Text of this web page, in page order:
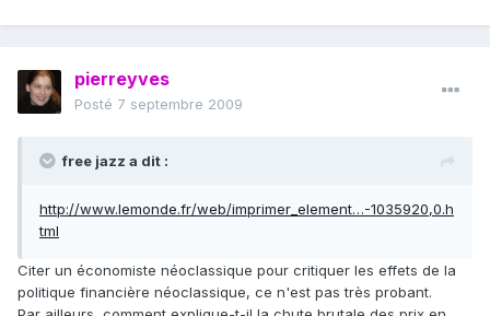
pierreyves
Posté 7 septembre 2009
free jazz a dit :
http://www.lemonde.fr/web/imprimer_element…-1035920,0.h
tml
Citer un économiste néoclassique pour critiquer les effets de la
politique financière néoclassique, ce n'est pas très probant.